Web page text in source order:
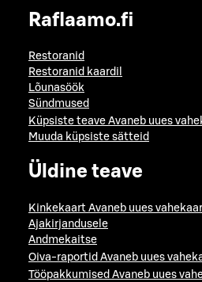
Raflaamo.fi
Restoranid
Restoranid kaardil
Lõunasöök
Sündmused
Küpsiste teave Avaneb uues
Muuda küpsiste sätteid
Üldine teave
Kinkekaart Avaneb uues
Ajakirjandusele
Andmekaitse
Oiva-raportid Avaneb uues
Tööpakkumised Avaneb uues